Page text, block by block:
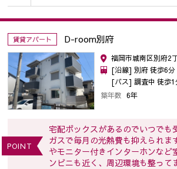
賃貸アパート D-room別府
福岡市城南区別府2
[沿線] 別府 徒歩6分
[バス] 調査中 徒歩1
築年数 6年
POINT
宅配ボックスがあるのでいつでも
ガスで毎月の光熱費も抑えられま
やモニター付きインターホンなど
ンビニも近く、周辺環境も整って